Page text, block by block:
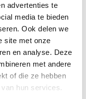
advertenties te
media te bieden
Ook delen we
site met onze
en analyse. Deze
met andere
of die ze hebben
hun services.
EVENT
17.00 - 18.00
Oosterhout